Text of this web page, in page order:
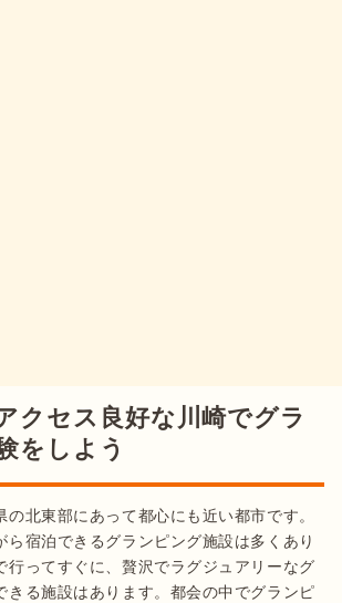
クセス良好な川崎でグラ
をしよう
の北東部にあって都心にも近い都市です。
ら宿泊できるグランピング施設は多くあり
行ってすぐに、贅沢でラグジュアリーなグ
きる施設はあります。都会の中でグランピ